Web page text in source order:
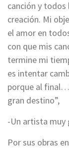
canción y
creación. Mi
el amor en
con que mis
termine mi
es intentar
porque al
gran destino”,
-Un artista muy
Por sus obras